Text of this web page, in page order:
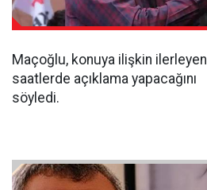
Maçoğlu, konuya ilişkin ilerleyen
saatlerde açıklama yapacağını
söyledi.